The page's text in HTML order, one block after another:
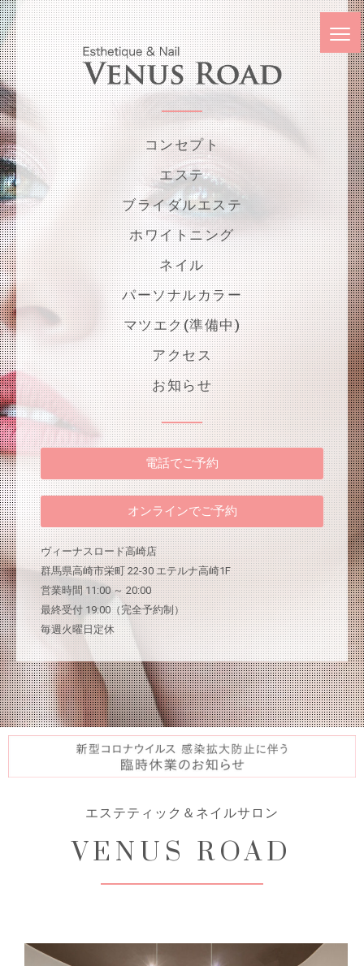
コンセプト
エステ
ブライダルエステ
ホワイトニング
ネイル
パーソナルカラー
マツエク(準備中)
アクセス
お知らせ
電話でご予約
オンラインでご予約
ヴィーナスロード高崎店
群馬県高崎市栄町 22-30 エテルナ高崎1F
営業時間 11:00 ～ 20:00
最終受付 19:00（完全予約制）
毎週火曜日定休
エステティック＆ネイルサロン
VENUS ROAD